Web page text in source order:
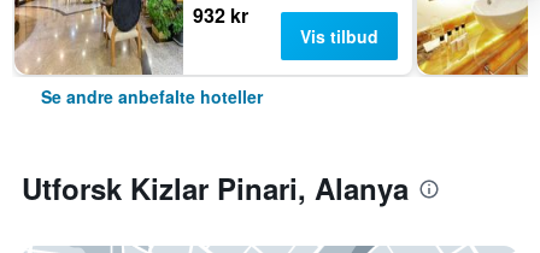
932 kr
Vis tilbud
Se andre anbefalte hoteller
Utforsk Kizlar Pinari, Alanya